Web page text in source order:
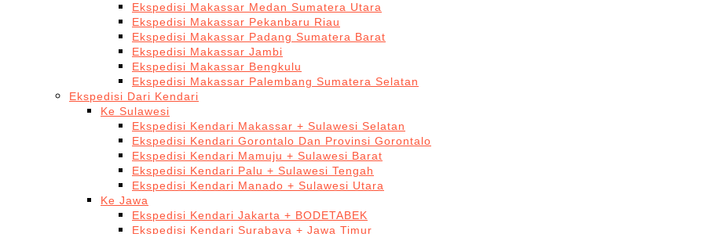
Ekspedisi Makassar Medan Sumatera Utara
Ekspedisi Makassar Pekanbaru Riau
Ekspedisi Makassar Padang Sumatera Barat
Ekspedisi Makassar Jambi
Ekspedisi Makassar Bengkulu
Ekspedisi Makassar Palembang Sumatera Selatan
Ekspedisi Dari Kendari
Ke Sulawesi
Ekspedisi Kendari Makassar + Sulawesi Selatan
Ekspedisi Kendari Gorontalo Dan Provinsi Gorontalo
Ekspedisi Kendari Mamuju + Sulawesi Barat
Ekspedisi Kendari Palu + Sulawesi Tengah
Ekspedisi Kendari Manado + Sulawesi Utara
Ke Jawa
Ekspedisi Kendari Jakarta + BODETABEK
Ekspedisi Kendari Surabaya + Jawa Timur